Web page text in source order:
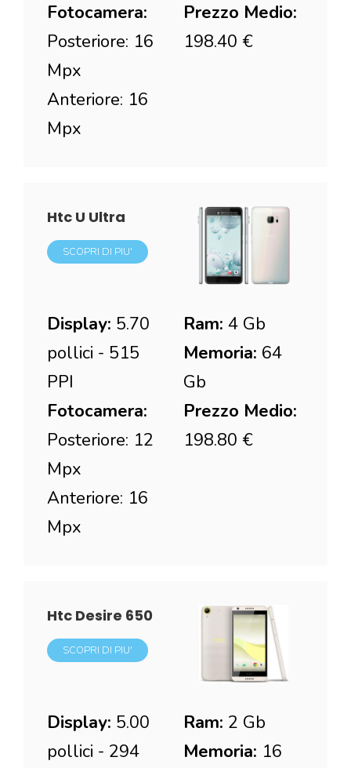
Fotocamera:
Posteriore: 16
Mpx
Anteriore: 16
Mpx
Prezzo Medio:
198.40 €
Htc U Ultra
SCOPRI DI PIU'
Display: 5.70
pollici - 515
PPI
Fotocamera:
Posteriore: 12
Mpx
Anteriore: 16
Mpx
Ram: 4 Gb
Memoria: 64
Gb
Prezzo Medio:
198.80 €
Htc Desire 650
SCOPRI DI PIU'
Display: 5.00
pollici - 294
Ram: 2 Gb
Memoria: 16